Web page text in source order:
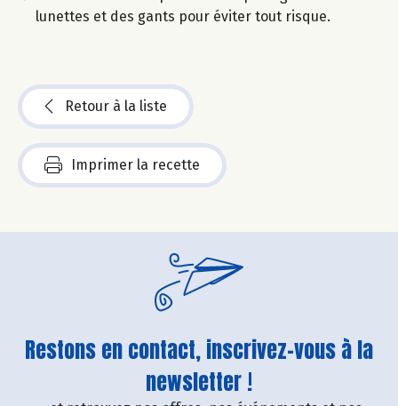
lunettes et des gants pour éviter tout risque.
Retour à la liste
Imprimer la recette
Restons en contact, inscrivez-vous à la
newsletter !